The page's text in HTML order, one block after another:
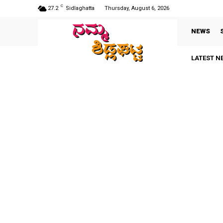
27.2 C Sidlaghatta Thursday, August 6, 2026
NEWS
LATEST